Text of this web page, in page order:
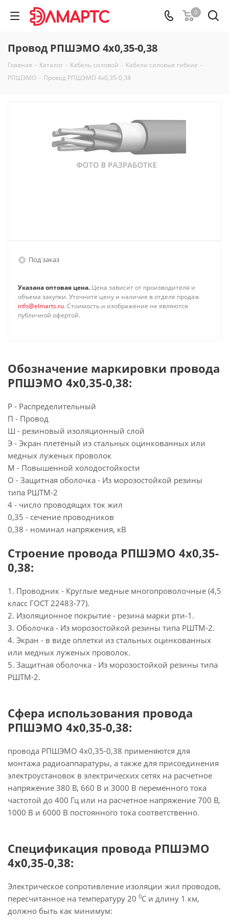
0
Провод РПШЭМО 4х0,35-0,38
Главная - Каталог - Кабель силовой - Кабели силовые гибкие -
РПШЭМО - Провод РПШЭМО 4х0,35-0,38
Под заказ
Указана оптовая цена. Цена зависит от производителя и
объема закупки. Уточните цену и наличие в отделе продаж
info@elmarts.ru. Стоимость и изображение не являются
публичной офертой.
Обозначение маркировки провода
РПШЭМО 4х0,35-0,38:
Р - Распределительный
П - Провод
Ш - резиновый изоляционный слой
Э - Экран плетёный из стальных оцинкованных или
медных луженых проволок
М - Повышенной холодостойкости
О - Защитная оболочка - Из морозостойкой резины
типа РШТМ-2
4 - число проводящих ток жил
0,35 - сечение проводников
0,38 - номинал напряжения, кВ
Строение провода РПШЭМО 4х0,35-
0,38:
1. Проводник - Круглые медные многопроволочные (4,5
класс ГОСТ 22483-77).
2. Изоляционное покрытие - резина марки рти-1.
3. Оболочка - Из морозостойкой резины типа РШТМ-2.
4. Экран - в виде оплетки из стальных оцинкованных
или медных луженых проволок.
5. Защитная оболочка - Из морозостойкой резины типа
РШТМ-2.
Сфера использования провода
РПШЭМО 4х0,35-0,38:
провода РПШЭМО 4х0,35-0,38 применяются для
монтажа радиоаппаратуры, а также для присоединения
электроустановок в электрических сетях на расчетное
напряжение 380 В, 660 В и 3000 В переменного тока
частотой до 400 Гц или на расчетное напряжение 700 В,
1000 В и 6000 В постоянного тока соответственно.
Спецификация провода РПШЭМО
4х0,35-0,38:
Электрическое сопротивление изоляции жил проводов,
пересчитанное на температуру 20 0С и длину 1 км,
должно быть как минимум: